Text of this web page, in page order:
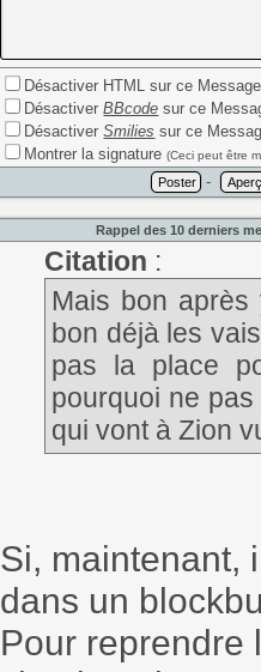
Désactiver HTML sur ce Message
DésactiverBBcode sur ce
DésactiverSmilies sur ce
Montrer la signature(Ceci peut être
-
Rappel des 10 derniers
Citation :
Mais bon
bon déjà les
pas la place
pourquoi ne
qui vont à Zion
Si, maintenant,
dans un
Pour reprendre